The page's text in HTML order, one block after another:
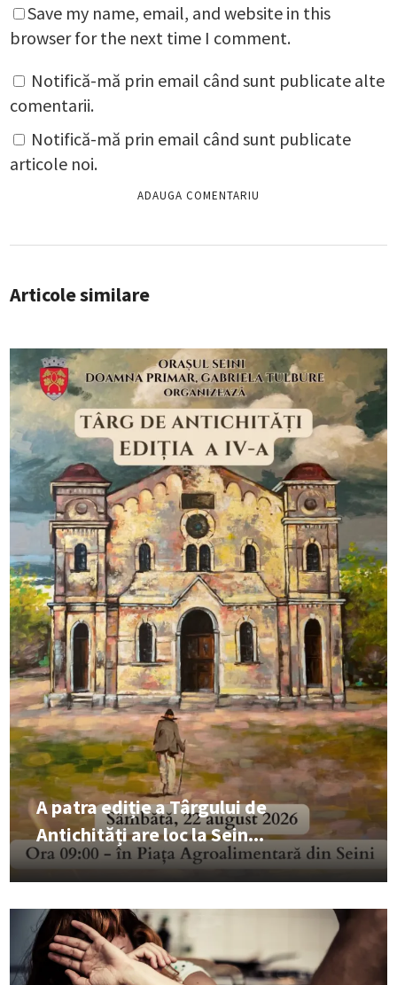
Save my name, email, and website in this
browser for the next time I comment.
Notifică-mă prin email când sunt publicate alte
comentarii.
Notifică-mă prin email când sunt publicate
articole noi.
Articole similare
A patra ediție a Târgului de
Antichități are loc la Sein...